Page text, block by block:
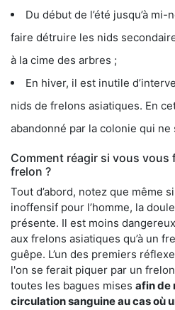
Du début de l’été jusqu’à
faire détruire les nids
à la cime des arbres ;
En hiver, il est inutile
nids de frelons asiatiques. En
abandonné par la colonie qui ne
Comment réagir si vous vous
frelon ?
Tout d’abord, notez que même
inoffensif pour l’homme, la
présente. Il est moins
aux frelons asiatiques qu’à un
guêpe. L’un des premiers
l'on se ferait piquer par un
toutes les bagues mises afin de
circulation sanguine au cas où